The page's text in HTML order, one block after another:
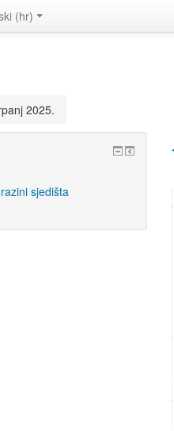
(hr)
2025.
sjedišta